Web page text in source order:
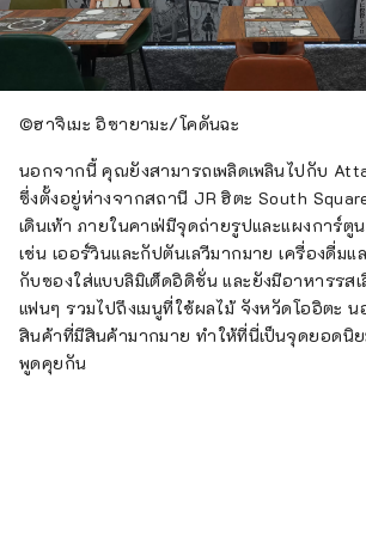
©︎ฮาจิเมะ อิซายามะ/โคดันฉะ
นอกจากนี้ คุณยังสามารถเพลิดเพลินไปกับ
ซึ่งตั้งอยู่ห่างจากสถานี JR ฮิตะ South
เดินเท้า ภายในคาเฟ่มีจุดถ่ายรูปและแผงการ์ตู
เช่น เออร์วินและกัปตันเลวีมากมาย เครื่องดื่มแ
กับซองใส่แบบลิมิเต็ดอิดิชั่น และยังมีอาหารรสเ
แฟนๆ รวมไปถึงเมนูที่ใช้ผลไม้ จังหวัดโออิตะ
สินค้าที่มีสินค้ามากมาย ทำให้ที่นี่เป็นจุดยอดนิ
พูดคุยกัน